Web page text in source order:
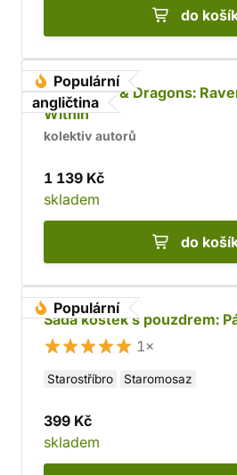
do
Populární
angličtina
Dungeons & Dragons:
Within
kolektiv autorů
1 139 Kč
skladem
do
Populární
Sada kostek s pouzdrem:
1×
Starostříbro Staromosaz
399 Kč
skladem